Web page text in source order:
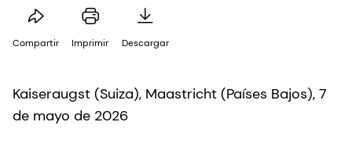
Compartir Imprimir Descargar
Kaiseraugst (Suiza), Maastricht (Países Bajos), 7
de mayo de 2026